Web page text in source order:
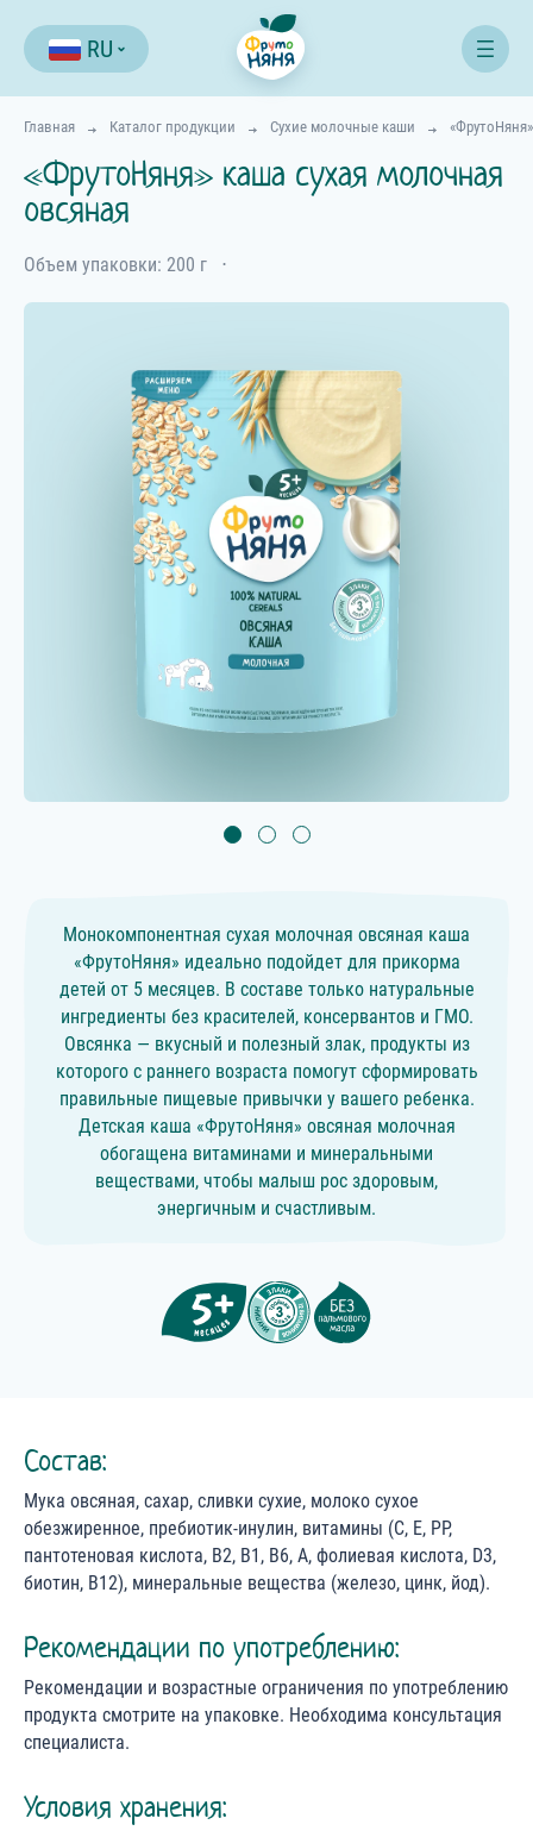
RU
Главная Каталог продукции Сухие молочные каши
«ФрутоНяня» каша сухая молочная
овсяная
Объем упаковки: 200 г ⋅
Монокомпонентная сухая молочная овсяная каша
«ФрутоНяня» идеально подойдет для прикорма
детей от 5 месяцев. В составе только натуральные
ингредиенты без красителей, консервантов и ГМО.
Овсянка — вкусный и полезный злак, продукты из
которого с раннего возраста помогут сформировать
правильные пищевые привычки у вашего ребенка.
Детская каша «ФрутоНяня» овсяная молочная
обогащена витаминами и минеральными
веществами, чтобы малыш рос здоровым,
энергичным и счастливым.
Состав:
Мука овсяная, сахар, сливки сухие, молоко сухое
обезжиренное, пребиотик-инулин, витамины (С, Е, РР,
пантотеновая кислота, В2, В1, В6, А, фолиевая кислота, D3,
биотин, В12), минеральные вещества (железо, цинк, йод).
Рекомендации по употреблению:
Рекомендации и возрастные ограничения по употреблению
продукта смотрите на упаковке. Необходима консультация
специалиста.
Условия хранения: